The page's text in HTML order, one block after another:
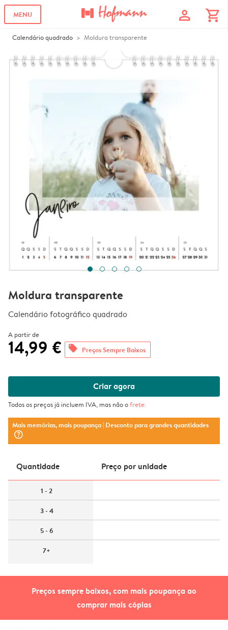
MENU profile shopping_cart
Calendário quadrado Moldura transparente
Preços sempre baixos, com mais poupança ao
comprar mais cópias
Moldura transparente
Calendário fotográfico quadrado
A partir de
14,99 € offers Preços Sempre Baixos
Criar agora
Todos os preços já incluem IVA, mas não ofrete.
Mais memórias, mais poupança| Desconto para grandes quantidades
question_mark_circle
Quantidade Preço por unidade
1 - 2
3 - 4
5 - 6
7+